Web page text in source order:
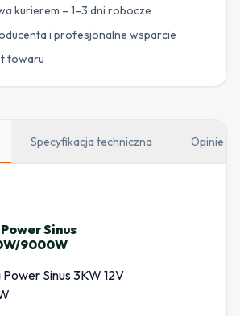
kurierem – 1–3 dni robocze
i profesjonalne wsparcie
towaru
Specyfikacja techniczna Opinie
Sinus
9000W